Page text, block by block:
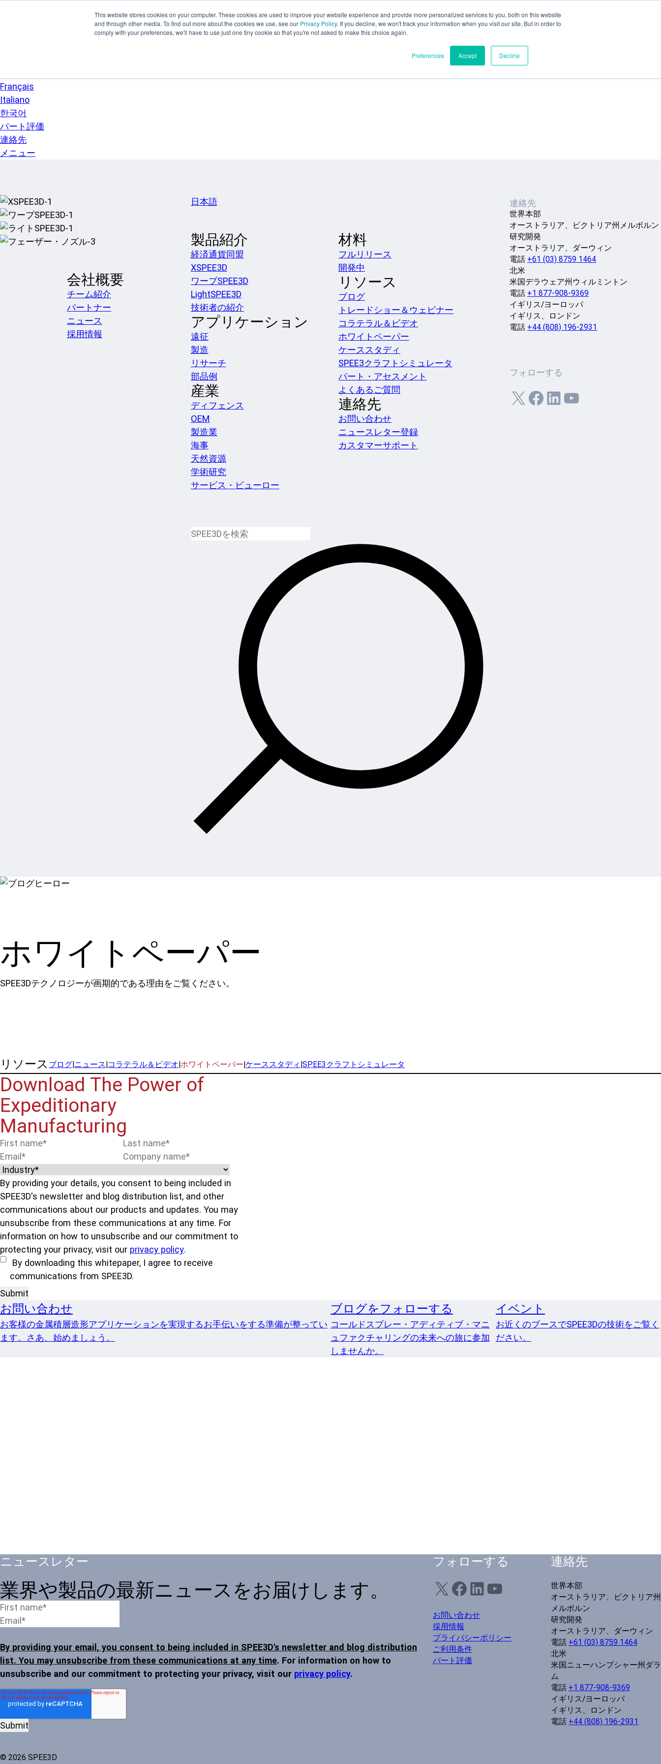
This website stores cookies on your computer. These cookies are used to improve your website experience and provide more personalized services to you, both on this website
and through other media. To find out more about the cookies we use, see our Privacy Policy. If you decline, we won't track your information when you visit our site. But in order to
comply with your preferences, we'll have to use just one tiny cookie so that you're not asked to make this choice again.
Preferences Accept Decline
Français
Italiano
한국어
パート評価
連絡先
メニュー
会社概要
チーム紹介
パートナー
ニュース
採用情報
日本語
製品紹介
経済通貨同盟
XSPEE3D
ワープSPEE3D
LightSPEE3D
技術者の紹介
アプリケーション
遠征
製造
リサーチ
部品例
産業
ディフェンス
OEM
製造業
海事
天然資源
学術研究
サービス・ビューロー
材料
フルリリース
開発中
リソース
ブログ
トレードショー＆ウェビナー
コラテラル＆ビデオ
ホワイトペーパー
ケーススタディ
SPEE3クラフトシミュレータ
パート・アセスメント
よくあるご質問
連絡先
お問い合わせ
ニュースレター登録
カスタマーサポート
連絡先
世界本部
オーストラリア、ビクトリア州メルボルン
研究開発
オーストラリア、ダーウィン
電話 +61 (03) 8759 1464
北米
米国デラウェア州ウィルミントン
電話 +1 877-908-9369
イギリス/ヨーロッパ
イギリス、ロンドン
電話 +44 (808) 196-2931
フォローする
X フェイスブックLinkedIn ユーチューブ
ホワイトペーパー
SPEE3Dテクノロジーが画期的である理由をご覧ください。
リソース ブログ|ニュース|コラテラル＆ビデオ|ホワイトペーパー|ケーススタディ |SPEE3クラフトシミュレータ
Download The Power of
Expeditionary
Manufacturing
By providing your details, you consent to being included in
SPEE3D's newsletter and blog distribution list, and other
communications about our products and updates. You may
unsubscribe from these communications at any time. For
information on how to unsubscribe and our commitment to
protecting your privacy, visit our privacy policy.
By downloading this whitepaper, I agree to receive
communications from SPEE3D.
お問い合わせ
お客様の金属積層造形アプリケーションを実現するお手伝いをする準備が整ってい
ます。さあ、始めましょう。
ブログをフォローする
コールドスプレー・アディティブ・マニ
ュファクチャリングの未来への旅に参加
しませんか。
イベント
お近くのブースでSPEE3Dの技術をご覧く
ださい。
ニュースレター
業界や製品の最新ニュースをお届けします。
By providing your email, you consent to being included in SPEE3D's newsletter and blog distribution
list. You may unsubscribe from these communications at any time. For information on how to
unsubscribe and our commitment to protecting your privacy, visit our privacy policy.
© 2026 SPEE3D
フォローする
X フェイスブックLinkedIn ユーチューブ
お問い合わせ
採用情報
プライバシーポリシー
ご利用条件
パート評価
連絡先
世界本部
オーストラリア、ビクトリア州
メルボルン
研究開発
オーストラリア、ダーウィン
電話 +61 (03) 8759 1464
北米
米国ニューハンプシャー州ダラ
ム
電話 +1 877-908-9369
イギリス/ヨーロッパ
イギリス、ロンドン
電話 +44 (808) 196-2931